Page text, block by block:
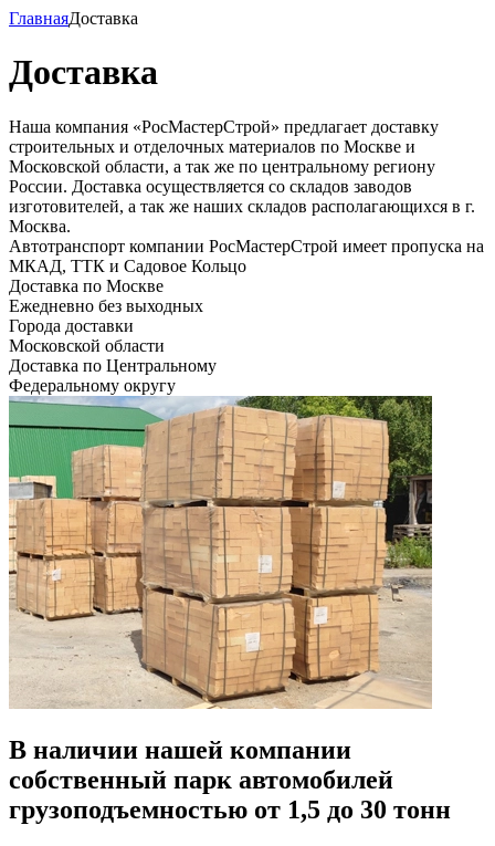
ГлавнаяДоставка
Доставка
Наша компания «РосМастерСтрой» предлагает доставку
строительных и отделочных материалов по Москве и
Московской области, а так же по центральному региону
России. Доставка осуществляется со складов заводов
изготовителей, а так же наших складов располагающихся в г.
Москва.
Автотранспорт компании РосМастерСтрой имеет пропуска на
МКАД, ТТК и Садовое Кольцо
Доставка по Москве
Ежедневно без выходных
Города доставки
Московской области
Доставка по Центральному
Федеральному округу
В наличии нашей компании
собственный парк автомобилей
грузоподъемностью от 1,5 до 30 тонн